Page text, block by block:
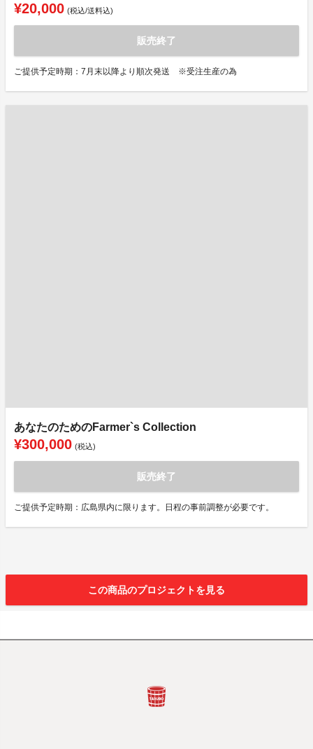
¥20,000 (税込/送料込)
販売終了
ご提供予定時期：7月末以降より順次発送 ※受注生産の為
あなたのためのFarmer`s Collection
¥300,000 (税込)
販売終了
ご提供予定時期：広島県内に限ります。日程の事前調整が必要です。
この商品のプロジェクトを見る